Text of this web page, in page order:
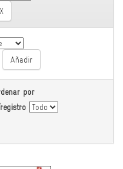
por